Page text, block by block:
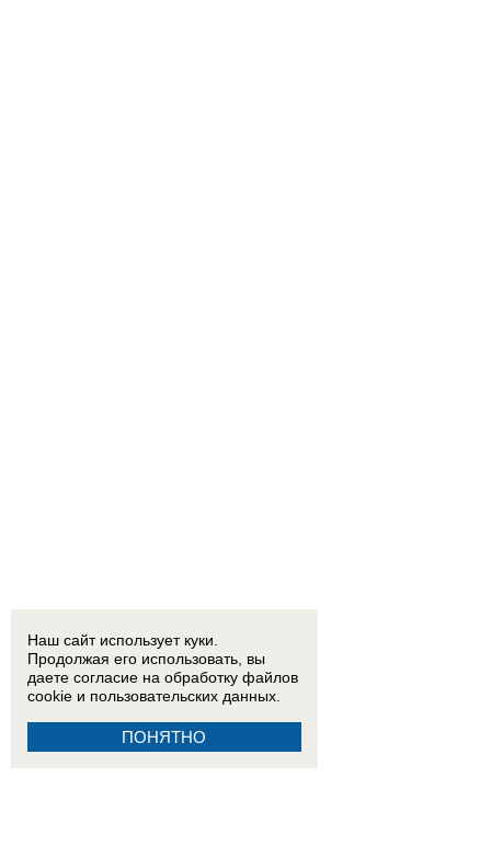
Наш сайт использует куки.
Продолжая его использовать, вы
даете согласие на обработку файлов
cookie и пользовательских данных.
ПОНЯТНО